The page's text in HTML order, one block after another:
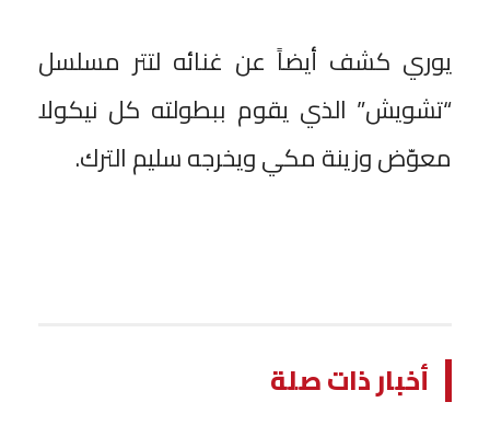
يوري كشف أيضاً عن غنائه لتتر مسلسل
“تشويش” الذي يقوم ببطولته كل نيكولا
معوّض وزينة مكي ويخرجه سليم الترك.
أخبار ذات صلة